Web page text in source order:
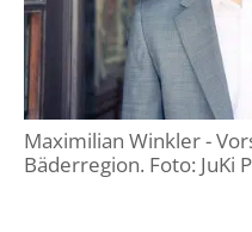
Maximilian Winkler -
Bäderregion. Foto: JuKi